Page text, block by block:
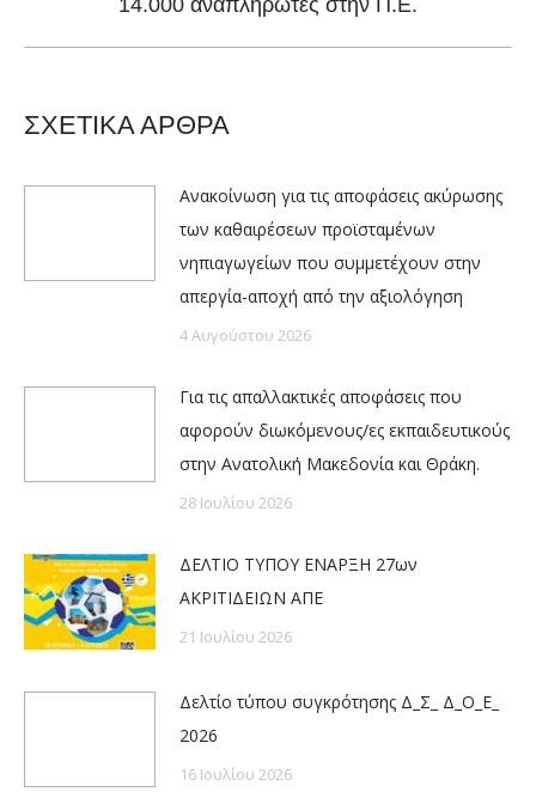
post:
14.000 αναπληρωτές στην Π.Ε.
ΣΧΕΤΙΚΑ ΑΡΘΡΑ
Ανακοίνωση για τις αποφάσεις ακύρωσης
των καθαιρέσεων προϊσταμένων
νηπιαγωγείων που συμμετέχουν στην
απεργία-αποχή από την αξιολόγηση
4 Αυγούστου 2026
Για τις απαλλακτικές αποφάσεις που
αφορούν διωκόμενους/ες εκπαιδευτικούς
στην Ανατολική Μακεδονία και Θράκη.
28 Ιουλίου 2026
ΔΕΛΤΙΟ ΤΥΠΟΥ ΕΝΑΡΞΗ 27ων
ΑΚΡΙΤΙΔΕΙΩΝ ΑΠΕ
21 Ιουλίου 2026
Δελτίο τύπου συγκρότησης Δ_Σ_ Δ_Ο_Ε_
2026
16 Ιουλίου 2026